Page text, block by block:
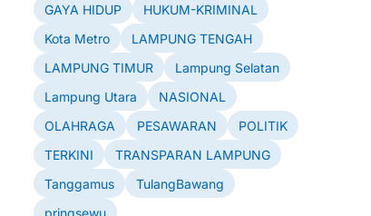
GAYA HIDUP
HUKUM-KRIMINAL
Kota Metro
LAMPUNG TENGAH
LAMPUNG TIMUR
Lampung Selatan
Lampung Utara
NASIONAL
OLAHRAGA
PESAWARAN
POLITIK
TERKINI
TRANSPARAN LAMPUNG
Tanggamus
TulangBawang
pringsewu